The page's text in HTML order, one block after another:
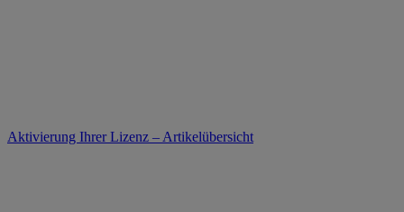
Aktivierung Ihrer Lizenz – Artikelübersicht